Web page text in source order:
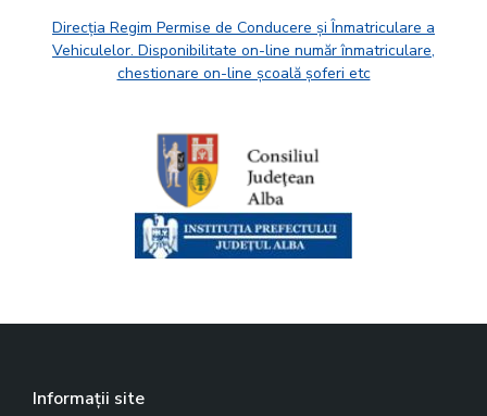
Direcția Regim Permise de Conducere și Înmatriculare a
Vehiculelor. Disponibilitate on-line număr înmatriculare,
chestionare on-line școală șoferi etc
Informații site